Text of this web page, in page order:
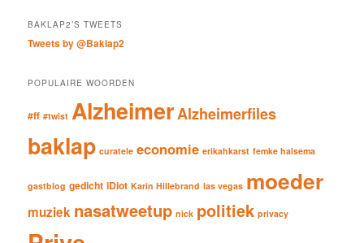
BAKLAP2’S TWEETS
Tweets by @Baklap2
POPULAIRE WOORDEN
#ff #twist AlzheimerAlzheimerfiles
baklap curatele economie erikahkarst femke halsema
gastblog gedicht iDiot Karin Hillebrand las vegas moeder
muziek nasatweetup nick politiek privacy